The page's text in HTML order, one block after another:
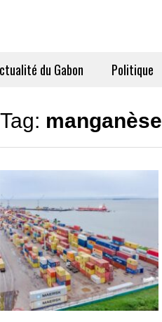
du Gabon Politique
Tag: manganèse